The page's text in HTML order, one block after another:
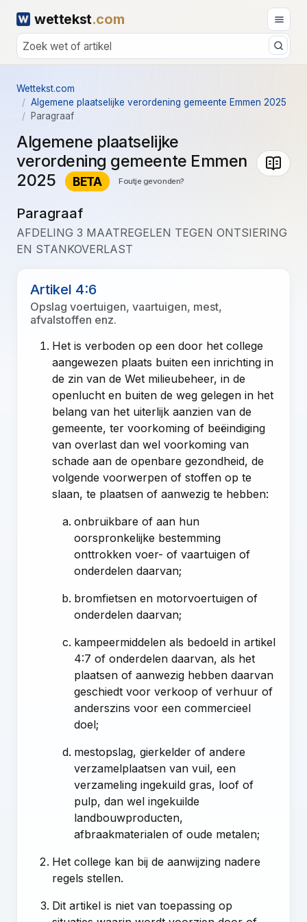
wettekst.com
Wettekst.com
Algemene plaatselijke verordening gemeente Emmen 2025
Paragraaf
Algemene plaatselijke
verordening gemeente Emmen
2025
BETA Foutje gevonden?
Paragraaf
AFDELING 3 MAATREGELEN TEGEN ONTSIERING
EN STANKOVERLAST
Artikel 4:6
Opslag voertuigen, vaartuigen, mest,
afvalstoffen enz.
Het is verboden op een door het college
aangewezen plaats buiten een inrichting in
de zin van de Wet milieubeheer, in de
openlucht en buiten de weg gelegen in het
belang van het uiterlijk aanzien van de
gemeente, ter voorkoming of beëindiging
van overlast dan wel voorkoming van
schade aan de openbare gezondheid, de
volgende voorwerpen of stoffen op te
slaan, te plaatsen of aanwezig te hebben:
onbruikbare of aan hun
oorspronkelijke bestemming
onttrokken voer- of vaartuigen of
onderdelen daarvan;
bromfietsen en motorvoertuigen of
onderdelen daarvan;
kampeermiddelen als bedoeld in artikel
4:7 of onderdelen daarvan, als het
plaatsen of aanwezig hebben daarvan
geschiedt voor verkoop of verhuur of
anderszins voor een commercieel
doel;
mestopslag, gierkelder of andere
verzamelplaatsen van vuil, een
verzameling ingekuild gras, loof of
pulp, dan wel ingekuilde
landbouwproducten,
afbraakmaterialen of oude metalen;
Het college kan bij de aanwijzing nadere
regels stellen.
Dit artikel is niet van toepassing op